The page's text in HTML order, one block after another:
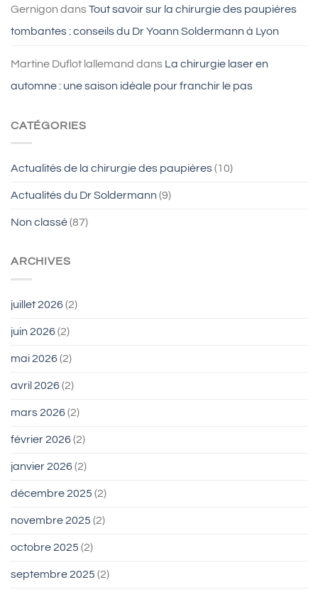
Gernigon dans Tout savoir sur la chirurgie des paupières
tombantes : conseils du Dr Yoann Soldermann à Lyon
Martine Duflot lallemand dans La chirurgie laser en
automne : une saison idéale pour franchir le pas
CATÉGORIES
Actualités de la chirurgie des paupières(10)
Actualités du Dr Soldermann (9)
Non classé(87)
ARCHIVES
juillet 2026(2)
juin 2026(2)
mai 2026(2)
avril 2026(2)
mars 2026(2)
février 2026(2)
janvier 2026(2)
décembre 2025 (2)
novembre 2025 (2)
octobre 2025 (2)
septembre 2025 (2)